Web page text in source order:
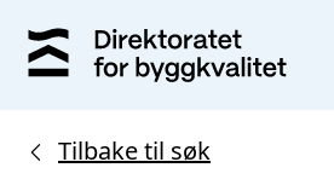
Tilbake til søk